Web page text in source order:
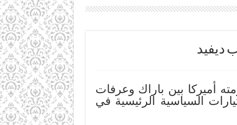
ديفيد
أميركا بين باراك وعرفات
السياسية الرئيسية في